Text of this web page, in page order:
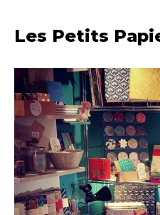
Les Petits